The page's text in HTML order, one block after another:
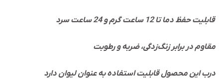
قابلیت حفظ دما تا 12 ساعت گرم و 24 ساعت سرد
مقاوم در برابر زنگ‌زدگی، ضربه و رطوبت
درب این محصول قابلیت استفاده به عنوان لیوان دارد